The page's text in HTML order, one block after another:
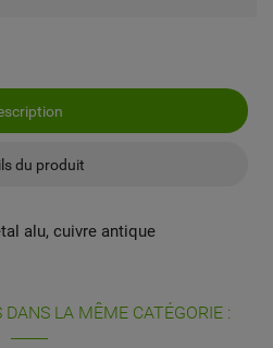
du produit
alu, cuivre antique
LA MÊME CATÉGORIE :